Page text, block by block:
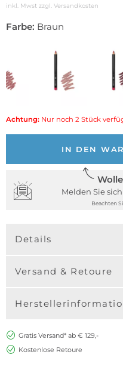
inkl. Mwst zzgl. Versandkosten
Farbe: Braun
Achtung: Nur noch 2 Stück
IN DEN
Melden Sie sich
Beachten
Details
Versand & Retoure
Gratis Versand* ab € 129,-
Kostenlose Retoure